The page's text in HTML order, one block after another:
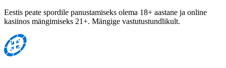
Eestis peate spordile panustamiseks olema 18+ aastane ja online
kasiinos mängimiseks 21+. Mängige vastutustundlikult.